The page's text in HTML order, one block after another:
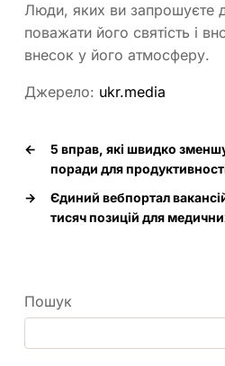
Люди, яких ви запрошуєте
поважати його святість і
внесок у його атмосферу.
Джерело: ukr.media
←
5 вправ, які швидко
поради для продуктивності
→
Єдиний вебпортал
тисяч позицій для
Пошук